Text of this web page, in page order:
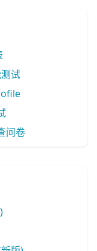
试
问卷